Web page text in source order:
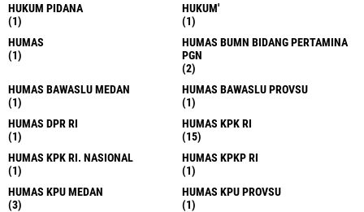
HUKUM PIDANA
(1)
HUKUM'
(1)
HUMAS
(1)
HUMAS BUMN BIDANG PERTAMINA
PGN
(2)
HUMAS BAWASLU MEDAN
(1)
HUMAS BAWASLU PROVSU
(1)
HUMAS DPR RI
(1)
HUMAS KPK RI
(15)
HUMAS KPK RI. NASIONAL
(1)
HUMAS KPKP RI
(1)
HUMAS KPU MEDAN
(3)
HUMAS KPU PROVSU
(1)